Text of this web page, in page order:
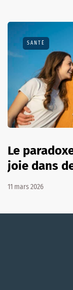
SANTÉ
Le
joie dans
11 mars 2026